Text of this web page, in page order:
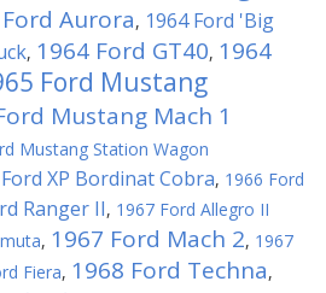
Aurora, 1964 Ford 'Big
, 1964 Ford GT40, 1964
Ford Mustang
Mustang Mach 1
Mustang Station Wagon
XP Bordinat Cobra, 1966 Ford
Ranger II, 1967 Ford Allegro II
, 1967 Ford Mach 2, 1967
Fiera, 1968 Ford Techna,